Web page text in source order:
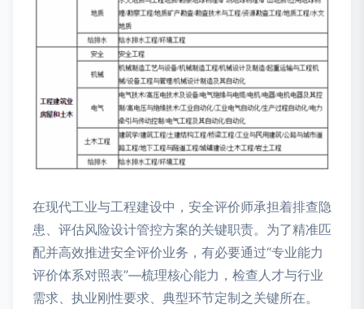
在现代工业与工程建设中，安全评价师承担着排查隐
患、评估风险设计管控方案的关键职责。为了精准匹
配并高效推进安全评价业务，有必要通过“专业能力
评价体系对照表”—梳理核心能力，检查人才与行业
需求、执业刚性要求、典型环节定制之关键所在。